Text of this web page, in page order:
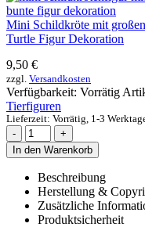
Mini Schildkröte mit
Turtle Figur Dekoration
9,50 €
zzgl. Versandkosten
Verfügbarkeit: Vorrätig
Tierfiguren
Lieferzeit: Vorrätig, 1-3
-
+
In den Warenkorb
Beschreibung
Herstellung &
Zusätzliche
Produktsicherheit